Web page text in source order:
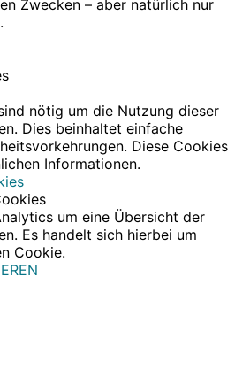
Zwecken – aber natürlich nur
nötig um die Nutzung dieser
Dies beinhaltet einfache
Diese Cookies
Informationen.
um eine Übersicht der
Es handelt sich hierbei um
Cookie.